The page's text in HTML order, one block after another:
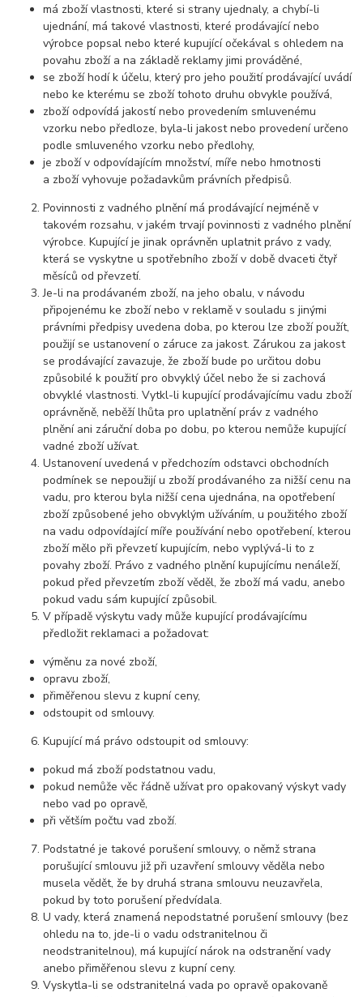
má zboží vlastnosti, které si strany ujednaly, a chybí-li
ujednání, má takové vlastnosti, které prodávající nebo
výrobce popsal nebo které kupující očekával s ohledem na
povahu zboží a na základě reklamy jimi prováděné,
se zboží hodí k účelu, který pro jeho použití prodávající uvádí
nebo ke kterému se zboží tohoto druhu obvykle používá,
zboží odpovídá jakostí nebo provedením smluvenému
vzorku nebo předloze, byla-li jakost nebo provedení určeno
podle smluveného vzorku nebo předlohy,
je zboží v odpovídajícím množství, míře nebo hmotnosti
a zboží vyhovuje požadavkům právních předpisů.
Povinnosti z vadného plnění má prodávající nejméně v
takovém rozsahu, v jakém trvají povinnosti z vadného plnění
výrobce. Kupující je jinak oprávněn uplatnit právo z vady,
která se vyskytne u spotřebního zboží v době dvaceti čtyř
měsíců od převzetí.
Je-li na prodávaném zboží, na jeho obalu, v návodu
připojenému ke zboží nebo v reklamě v souladu s jinými
právními předpisy uvedena doba, po kterou lze zboží použít,
použijí se ustanovení o záruce za jakost. Zárukou za jakost
se prodávající zavazuje, že zboží bude po určitou dobu
způsobilé k použití pro obvyklý účel nebo že si zachová
obvyklé vlastnosti. Vytkl-li kupující prodávajícímu vadu zboží
oprávněně, neběží lhůta pro uplatnění práv z vadného
plnění ani záruční doba po dobu, po kterou nemůže kupující
vadné zboží užívat.
Ustanovení uvedená v předchozím odstavci obchodních
podmínek se nepoužijí u zboží prodávaného za nižší cenu na
vadu, pro kterou byla nižší cena ujednána, na opotřebení
zboží způsobené jeho obvyklým užíváním, u použitého zboží
na vadu odpovídající míře používání nebo opotřebení, kterou
zboží mělo při převzetí kupujícím, nebo vyplývá-li to z
povahy zboží. Právo z vadného plnění kupujícímu nenáleží,
pokud před převzetím zboží věděl, že zboží má vadu, anebo
pokud vadu sám kupující způsobil.
V případě výskytu vady může kupující prodávajícímu
předložit reklamaci a požadovat:
výměnu za nové zboží,
opravu zboží,
přiměřenou slevu z kupní ceny,
odstoupit od smlouvy.
Kupující má právo odstoupit od smlouvy:
pokud má zboží podstatnou vadu,
pokud nemůže věc řádně užívat pro opakovaný výskyt vady
nebo vad po opravě,
při větším počtu vad zboží.
Podstatné je takové porušení smlouvy, o němž strana
porušující smlouvu již při uzavření smlouvy věděla nebo
musela vědět, že by druhá strana smlouvu neuzavřela,
pokud by toto porušení předvídala.
U vady, která znamená nepodstatné porušení smlouvy (bez
ohledu na to, jde-li o vadu odstranitelnou či
neodstranitelnou), má kupující nárok na odstranění vady
anebo přiměřenou slevu z kupní ceny.
Vyskytla-li se odstranitelná vada po opravě opakovaně